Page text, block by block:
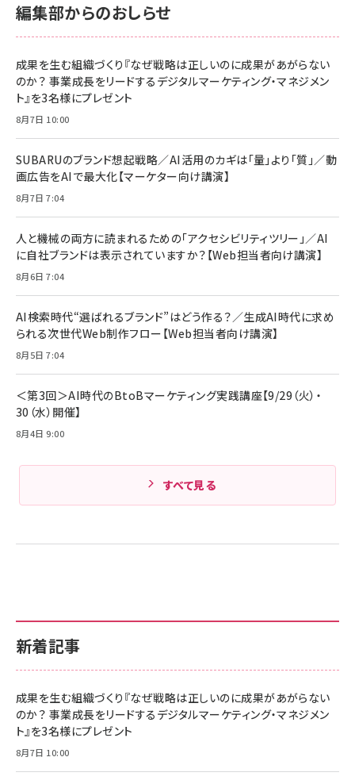
anan(アンアン)2026/06/24号 No.2500増刊
スペシャルエディション[王道エンタメの矜持／
￥1,100
anan(アンアン)2026/07/08号 No.2502[2026
￥880
ママ投資家が育休中に１億貯めた株式投資
組織の成果を最大化する ルールのデザイン
￥1,980
Amazonランキングをもっと見る
NIMASO ガラスフィルム iPhone 17 用 保護フィ
すい ガイド枠付き いPhone17 (6.3インチ) 対応
2枚セット DSP25F1698
￥1,599
￥6,980
全ワイヤレスイヤホン/アクティブノイズキャンセリ
技術基準適合】ブラック
￥5,990
ケーブル Anker絡まないケーブル 240W 結束バン
ド付き USB PD対応 シリコン素材採用 iPhone
17 / 16 / 15 / Galaxy iPad Pro MacBook
Pro/Air 各種対応 (1.8m ミッドナイトブラック)
￥1,890
Amazon eギフトカード - Amazonロゴ - クラ
￥5,000
Anker PowerLine III Flow USB-C & USB-C
Pro/Air 各種対応 (1.8m ミッドナイトブラック)
￥1,890
サッポロ 生ビール 黒ラベル 350ml 缶 24本 ビー
ル ケース買い【6/30応募〆切! 黒ラベルビヤセラー
￥4,857
新着記事
成果を生む組織づくり『なぜ戦略は正しいのに成果があがらない
のか？ 事業成長をリードするデジタルマーケティング・マネジメン
ト』を3名様にプレゼント
8月7日 10:00
編集部からのおしらせ
成果を生む組織づくり『なぜ戦略は正しいのに成果があがらない
のか？ 事業成長をリードするデジタルマーケティング・マネジメン
ト』を3名様にプレゼント
8月7日 10:00
SUBARUのブランド想起戦略／AI活用のカギは「量」より「質」／動
画広告をAIで最大化【マーケター向け講演】
8月7日 7:04
人と機械の両方に読まれるための「アクセシビリティツリー」／AI
に自社ブランドは表示されていますか？【Web担当者向け講演】
8月6日 7:04
AI検索時代“選ばれるブランド”はどう作る？／生成AI時代に求め
られる次世代Web制作フロー【Web担当者向け講演】
8月5日 7:04
＜第3回＞AI時代のBtoBマーケティング実践講座【9/29（火）・
30（水）開催】
8月4日 9:00
すべて見る